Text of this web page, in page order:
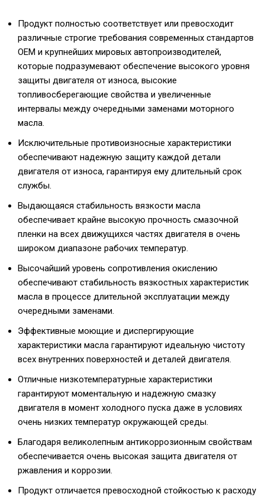
Продукт полностью соответствует или превосходит
различные строгие требования современных стандартов
OEM и крупнейших мировых автопроизводителей,
которые подразумевают обеспечение высокого уровня
защиты двигателя от износа, высокие
топливосберегающие свойства и увеличенные
интервалы между очередными заменами моторного
масла.
Исключительные противоизносные характеристики
обеспечивают надежную защиту каждой детали
двигателя от износа, гарантируя ему длительный срок
службы.
Выдающаяся стабильность вязкости масла
обеспечивает крайне высокую прочность смазочной
пленки на всех движущихся частях двигателя в очень
широком диапазоне рабочих температур.
Высочайший уровень сопротивления окислению
обеспечивают стабильность вязкостных характеристик
масла в процессе длительной эксплуатации между
очередными заменами.
Эффективные моющие и диспергирующие
характеристики масла гарантируют идеальную чистоту
всех внутренних поверхностей и деталей двигателя.
Отличные низкотемпературные характеристики
гарантируют моментальную и надежную смазку
двигателя в момент холодного пуска даже в условиях
очень низких температур окружающей среды.
Благодаря великолепным антикоррозионным свойствам
обеспечивается очень высокая защита двигателя от
ржавления и коррозии.
Продукт отличается превосходной стойкостью к расходу